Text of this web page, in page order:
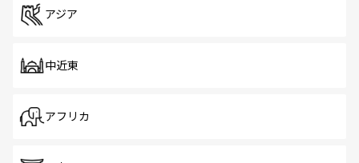
アジア
中近東
アフリカ